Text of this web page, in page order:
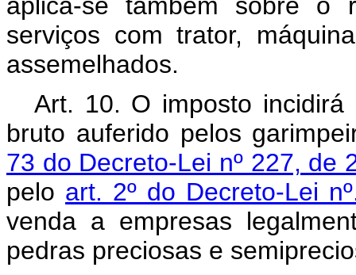
serviços com trator,
assemelhados.
Art. 10. O imposto
bruto auferido pelos
73 do Decreto-Lei nº 227, de
pelo art. 2º do Decreto-Lei
venda a empresas
pedras preciosas e